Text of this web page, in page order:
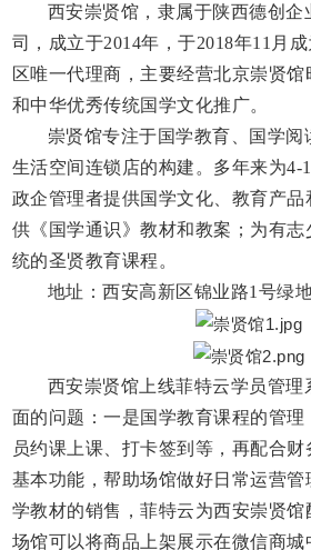
西安崇贤馆，隶属于陕西德创企
司
， 成立于2014年，于2018年11月
区唯一代理商，主要经营北京崇贤
和中华优秀传统国学文化推广。
崇贤馆专注于国学教育、国学阅
生活空间连锁店的构建。 多年来为4-
政企管理者提供国学文化、教育产
供《国学通识》教材和教案；为有
统的圣贤教育课程。
地址：西安高新区锦业路1号绿
西安崇贤馆上线菲特云学员管理
面的问题：一是国学教育课程的管
员约课上课、打卡签到等，再配合
基本功能，帮助场馆做好日常运营管
学教材的销售，菲特云为西安崇贤馆
场馆可以将商品上架展示在微信商城